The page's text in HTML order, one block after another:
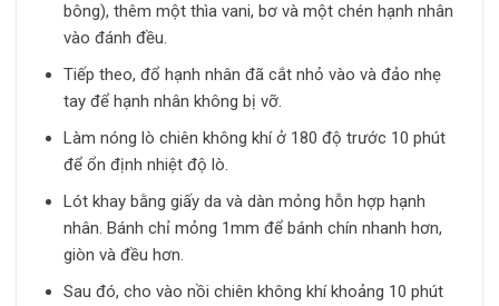
bông), thêm một thìa vani, bơ và một chén hạnh nhân
vào đánh đều.
Tiếp theo, đổ hạnh nhân đã cắt nhỏ vào và đảo nhẹ
tay để hạnh nhân không bị vỡ.
Làm nóng lò chiên không khí ở 180 độ trước 10 phút
để ổn định nhiệt độ lò.
Lót khay bằng giấy da và dàn mỏng hỗn hợp hạnh
nhân. Bánh chỉ mỏng 1mm để bánh chín nhanh hơn,
giòn và đều hơn.
Sau đó, cho vào nồi chiên không khí khoảng 10 phút